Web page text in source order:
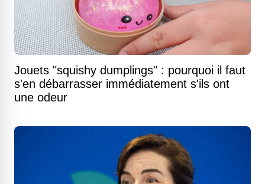
Jouets "squishy dumplings" : pourquoi il faut
s'en débarrasser immédiatement s'ils ont
une odeur